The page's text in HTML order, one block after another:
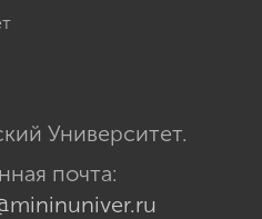
Университет.
почта: